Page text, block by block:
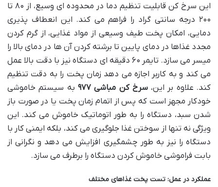
این سرخ کن قابلیت تنظیم دما در محدوده ای وسیع، از ۸۰ تا
۲۰۰ درجه سانتی گراد را فراهم می کند. این انعطاف پذیری
دمایی، امکان پخت طیف وسیعی از مواد غذایی، از گرم کردن
مجدد غذاها در دمای پایین تا برشته کردن آن ها در دمای بالا را
میسر می سازد. تایمر ۶۰ دقیقه ای دستگاه نیز با دقت بالا عمل
می کند و به کاربر اجازه می دهد زمان پخت را به دقت تنظیم
کند. علاوه بر این،سرخ کن مباشی ۹۷۷
به سیستم خاموشی
خودکار مجهز است که پس از اتمام زمان پخت یا در صورت باز
شدن سبد، دستگاه را به طور اتوماتیک خاموش می کند. این
ویژگی نه تنها از سوختن غذا جلوگیری می کند، بلکه ایمنی کار با
دستگاه را نیز به طور چشمگیری افزایش می دهد و نگرانی از
بابت فراموشی خاموش کردن دستگاه را برطرف می سازد.
عملکرد در عمل: تست پخت غذاهای مختلف